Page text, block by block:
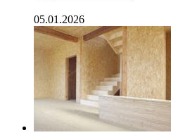
05.01.2026